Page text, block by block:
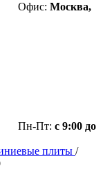
Офис: Москва,
Пн-Пт: с 9:00 до
плиты /